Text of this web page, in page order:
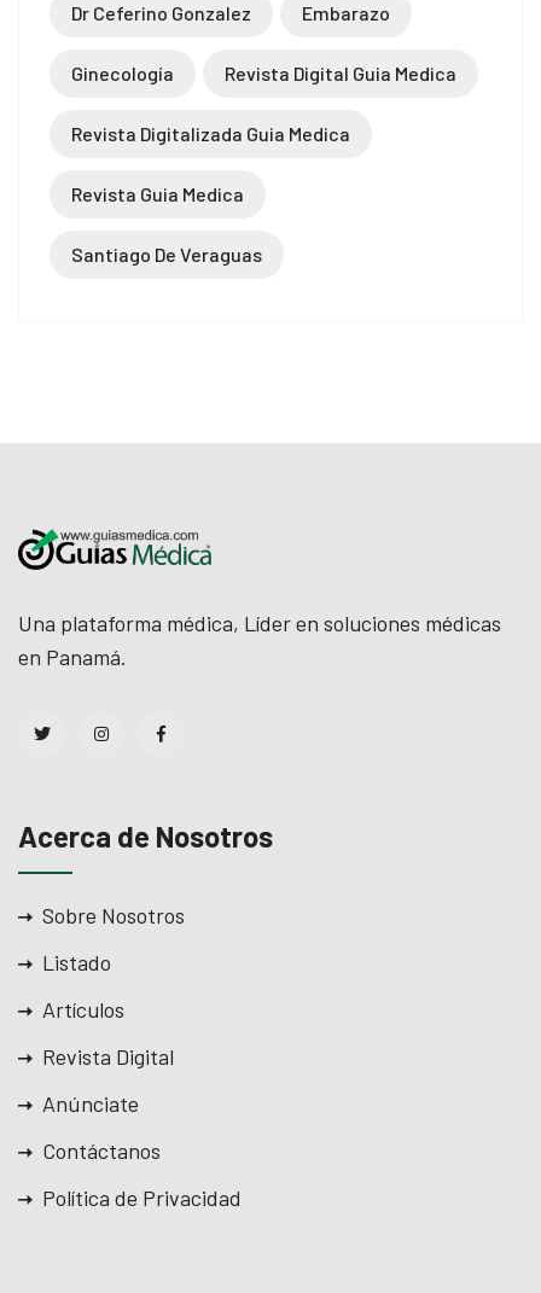
Dr Ceferino Gonzalez Embarazo
Ginecología Revista Digital Guia Medica
Revista Digitalizada Guia Medica
Revista Guia Medica
Santiago De Veraguas
Una plataforma médica, Líder en soluciones médicas
en Panamá.
Acerca de Nosotros
Sobre Nosotros
Listado
Artículos
Revista Digital
Anúnciate
Contáctanos
Política de Privacidad